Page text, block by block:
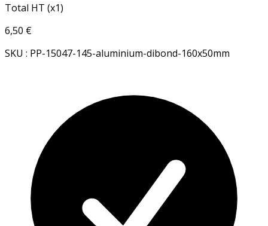
Total HT (x1)
6,50 €
SKU : PP-15047-145-aluminium-dibond-160x50mm